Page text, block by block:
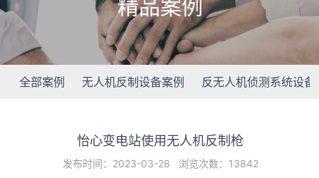
精品案例
全部案例 无人机反制设备案例 反无人机侦测系统设备
怡心变电站使用无人机反制枪
发布时间：2023-03-28 浏览次数：13842